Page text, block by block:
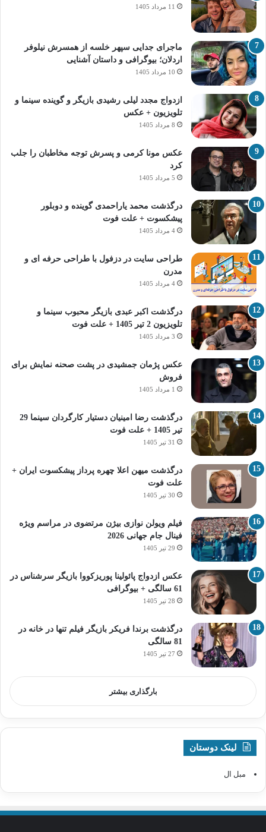
11 مرداد 1405
ماجرای جدایی سپهر خلسه از همسرش نیلوفر
اردلان؛ بیوگرافی و داستان آشنایی
10 مرداد 1405
ازدواج مجدد لیلی رشیدی بازیگر و گوینده سینما و
تلویزیون + عکس
8 مرداد 1405
عکس مونا کرمی و پسرش توجه مخاطبان را جلب
کرد
5 مرداد 1405
درگذشت محمد یاراحمدی گوینده و دوبلور
پیشکسوت + علت فوت
4 مرداد 1405
طراحی سایت در دزفول با طراحی حرفه‌ ای و
مدرن
4 مرداد 1405
درگذشت اکبر عبدی بازیگر محبوب سینما و
تلویزیون 2 تیر 1405 + علت فوت
3 مرداد 1405
عکس پژمان جمشیدی در پشت صحنه نمایش برای
فروش
1 مرداد 1405
درگذشت رضا امینیان دستیار کارگردان سینما 29
تیر 1405 + علت فوت
31 تیر 1405
درگذشت میهن اعلا چهره پرداز پیشکسوت ایران +
علت فوت
30 تیر 1405
فیلم ویولن نوازی بیژن مرتضوی در مراسم ویژه
فینال جام جهانی 2026
29 تیر 1405
عکس ازدواج پائولینا پوریزکووا بازیگر سرشناس در
61 سالگی + بیوگرافی
28 تیر 1405
درگذشت برندا فریکر بازیگر فیلم تنها در خانه در
81 سالگی
27 تیر 1405
بارگذاری بیشتر
لینک دوستان
مبل ال